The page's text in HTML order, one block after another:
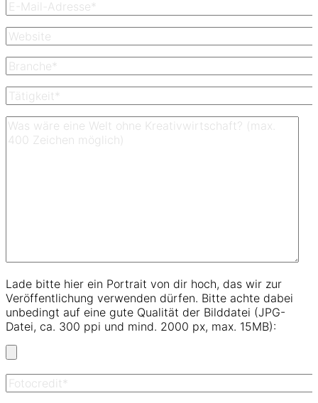
Lade bitte hier ein Portrait von dir hoch, das wir zur
Veröffentlichung verwenden dürfen. Bitte achte dabei
unbedingt auf eine gute Qualität der Bilddatei (JPG-
Datei, ca. 300 ppi und mind. 2000 px, max. 15MB):